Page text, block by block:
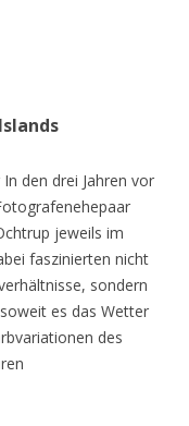
den drei Jahren vor
jeweils im
faszinierten nicht
sondern
es das Wetter
des